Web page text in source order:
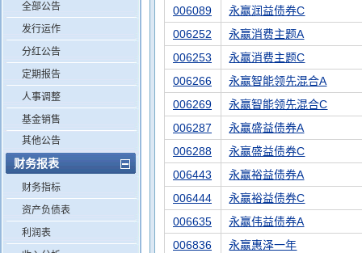
全部公告
发行运作
分红公告
定期报告
人事调整
基金销售
其他公告
财务报表
财务指标
资产负债表
利润表
006089
永赢润益债券C
006252
永赢消费主题A
006253
永赢消费主题C
006266
永赢智能领先混合A
006269
永赢智能领先混合C
006287
永赢盛益债券A
006288
永赢盛益债券C
006443
永赢裕益债券A
006444
永赢裕益债券C
006635
永赢伟益债券A
006836
永赢惠泽一年